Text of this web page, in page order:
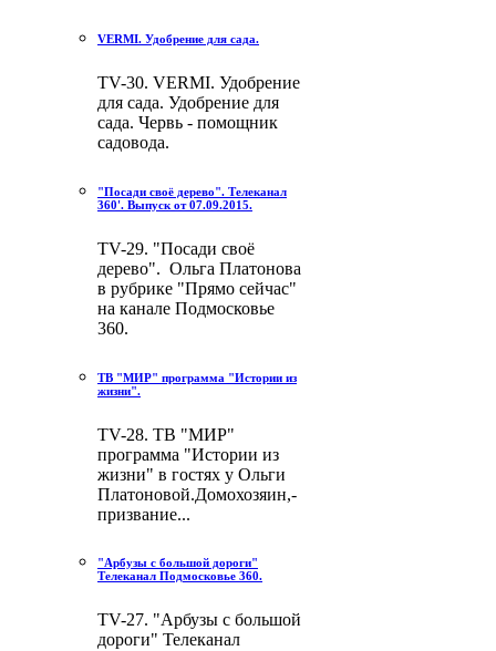
VERMI. Удобрение для сада.
TV-30. VERMI. Удобрение
для сада. Удобрение для
сада. Червь - помощник
садовода.
"Посади своё дерево". Телеканал
360'. Выпуск от 07.09.2015.
TV-29. "Посади своё
дерево". Ольга Платонова
в рубрике "Прямо сейчас"
на канале Подмосковье
360.
ТВ "МИР" программа "Истории из
жизни".
TV-28. ТВ "МИР"
программа "Истории из
жизни" в гостях у Ольги
Платоновой.Домохозяин,-
призвание...
"Арбузы с большой дороги"
Телеканал Подмосковье 360.
TV-27. "Арбузы с большой
дороги" Телеканал